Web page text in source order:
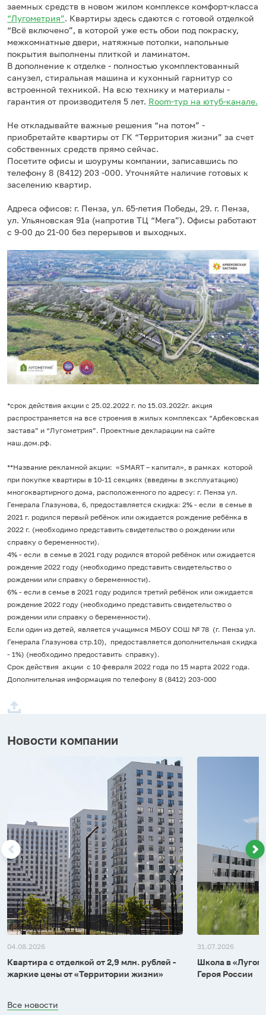
заемных средств в новом жилом комплексе комфорт-класса
“Лугометрия”. Квартиры здесь сдаются с готовой отделкой
“Всё включено”, в которой уже есть обои под покраску,
межкомнатные двери, натяжные потолки, напольные
покрытия выполнены плиткой и ламинатом.
В дополнение к отделке - полностью укомплектованный
санузел, стиральная машина и кухонный гарнитур со
встроенной техникой. На всю технику и материалы -
гарантия от производителя 5 лет. Room-тур на ютуб-канале.
Не откладывайте важные решения “на потом” -
приобретайте квартиры от ГК “Территория жизни” за счет
собственных средств прямо сейчас.
Посетите офисы и шоурумы компании, записавшись по
телефону 8 (8412) 203 -000. Уточняйте наличие готовых к
заселению квартир.
Адреса офисов: г. Пенза, ул. 65-летия Победы, 29. г. Пенза,
ул. Ульяновская 91а (напротив ТЦ “Мега”). Офисы работают
с 9-00 до 21-00 без перерывов и выходных.
*срок действия акции с 25.02.2022 г. по 15.03.2022г. акция
распространяется на все строения в жилых комплексах “Арбековская
застава” и “Лугометрия”. Проектные декларации на сайте
наш.дом.рф.
**Название рекламной акции: «SMART – капитал», в рамках которой
при покупке квартиры в 10-11 секциях (введены в эксплуатацию)
многоквартирного дома, расположенного по адресу: г. Пенза ул.
Генерала Глазунова, 6, предоставляется скидка: 2% - если в семье в
2021 г. родился первый ребёнок или ожидается рождение ребёнка в
2022 г. (необходимо представить свидетельство о рождении или
справку о беременности).
4% - если в семье в 2021 году родился второй ребёнок или ожидается
рождение 2022 году (необходимо представить свидетельство о
рождении или справку о беременности).
6% - если в семье в 2021 году родился третий ребёнок или ожидается
рождение 2022 году (необходимо представить свидетельство о
рождении или справку о беременности).
Если один из детей, является учащимся МБОУ СОШ № 78 (г. Пенза ул.
Генерала Глазунова стр.10), предоставляется дополнительная скидка
- 1%) (необходимо предоставить справку).
Срок действия акции с 10 февраля 2022 года по 15 марта 2022 года.
Дополнительная информация по телефону 8 (8412) 203-000
Новости компании
04.08.2026
Квартира с отделкой от 2,9 млн. рублей -
жаркие цены от «Территории жизни»
31.07.2026
Школа в
Героя России
Все новости